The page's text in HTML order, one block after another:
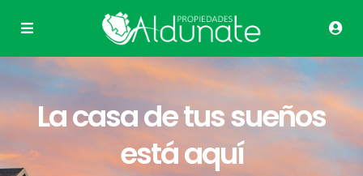
La casa de tus sueños
está aquí